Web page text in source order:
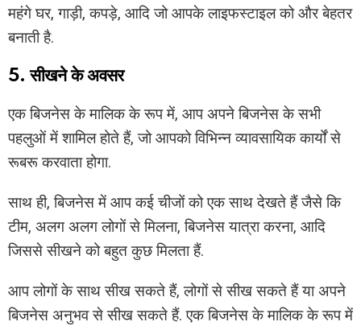
महंगे घर, गाड़ी, कपड़े, आदि जो आपके लाइफस्टाइल को और बेहतर
बनाती है.
5. सीखने के अवसर
एक बिजनेस के मालिक के रूप में, आप अपने बिजनेस के सभी
पहलुओं में शामिल होते हैं, जो आपको विभिन्न व्यावसायिक कार्यों से
रूबरू करवाता होगा.
साथ ही, बिजनेस में आप कई चीजों को एक साथ देखते हैं जैसे कि
टीम, अलग अलग लोगों से मिलना, बिजनेस यात्रा करना, आदि
जिससे सीखने को बहुत कुछ मिलता हैं.
आप लोगों के साथ सीख सकते हैं, लोगों से सीख सकते हैं या अपने
बिजनेस अनुभव से सीख सकते हैं. एक बिजनेस के मालिक के रूप में